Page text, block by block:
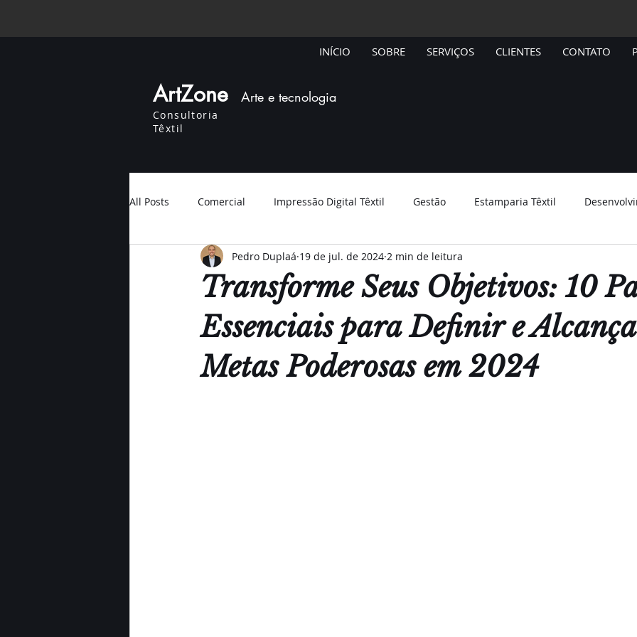
INÍCIO SOBRE SERVIÇOS CLIENTES CONTATO
Consultoria
Têxtil
ArtZone Arte e tecnologia
All Posts Comercial Impressão Digital Têxtil Gestão Estamparia Têxtil
Transforme Seus Objetivos: 10
Essenciais para Definir e
Metas Poderosas em 2024
Pedro Duplaá 19 de jul. de 2024 2 min de leitura